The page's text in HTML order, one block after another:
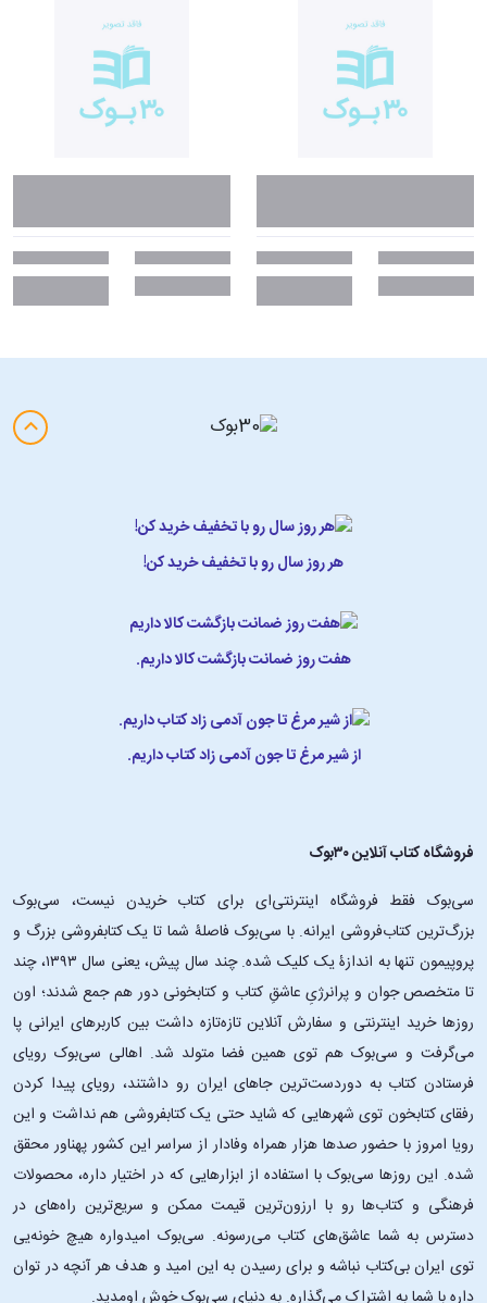
هر روز سال رو با تخفیف خرید کن!
هفت روز ضمانت بازگشت کالا داریم.
از شیر مرغ تا جون آدمی زاد کتاب داریم.
فروشگاه کتاب آنلاین ۳۰بوک
سی‌بوک فقط فروشگاه اینترنتی‌ای برای کتاب خریدن نیست، سی‌بوک
بزرگ‌ترین کتاب‌فروشی ایرانه. با سی‌بوک فاصلۀ شما تا یک کتابفروشی بزرگ و
پروپیمون تنها به اندازۀ یک کلیک شده. چند سال پیش، یعنی سال ۱۳۹۳، چند
تا متخصص جوان و پرانرژیِ عاشقِ کتاب و کتابخونی دور هم جمع شدند؛ اون‌
روزها خرید اینترنتی و سفارش آنلاین تازه‌تازه داشت بین کاربرهای ایرانی پا
می‌گرفت و سی‌بوک هم توی همین فضا متولد شد. اهالی سی‌بوک رویای
فرستادن کتاب به دوردست‌ترین جاهای ایران رو داشتند، رویای پیدا کردن
رفقای کتابخون توی شهرهایی که شاید حتی یک کتابفروشی هم نداشت و این
رویا امروز با حضور صدها هزار همراه وفادار از سراسر این کشور پهناور محقق
شده. این ‌روزها سی‌بوک با استفاده از ابزارهایی که در اختیار داره، محصولات
فرهنگی و کتاب‌ها رو با ارزون‌ترین قیمت ممکن و سریع‌ترین راه‌های در
دسترس به شما عاشق‌های کتاب می‌رسونه. سی‌بوک امیدواره هیچ خونه‌یی
توی ایران بی‌کتاب نباشه و برای رسیدن به این امید و هدف هر آنچه در توان